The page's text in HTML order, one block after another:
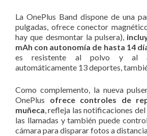
La OnePlus Band dispone de una
pulgadas, ofrece conector
hay que desmontar la pulsera),
mAh con autonomía de hasta 14
es resistente al polvo y al
automáticamente 13 deportes,
Como complemento, la nueva
OnePlus ofrece controles de
muñeca, refleja las notificaciones
las llamadas y también puede
cámara para disparar fotos a